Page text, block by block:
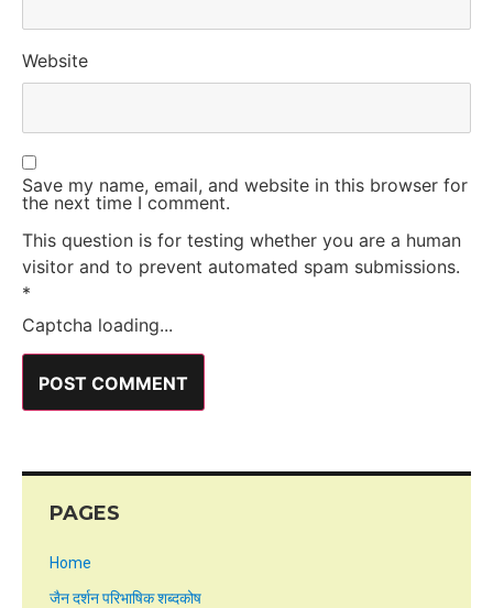
Website
Save my name, email, and website in this browser for
the next time I comment.
This question is for testing whether you are a human
visitor and to prevent automated spam submissions.
*
Captcha loading...
PAGES
Home
जैन दर्शन परिभाषिक शब्दकोष